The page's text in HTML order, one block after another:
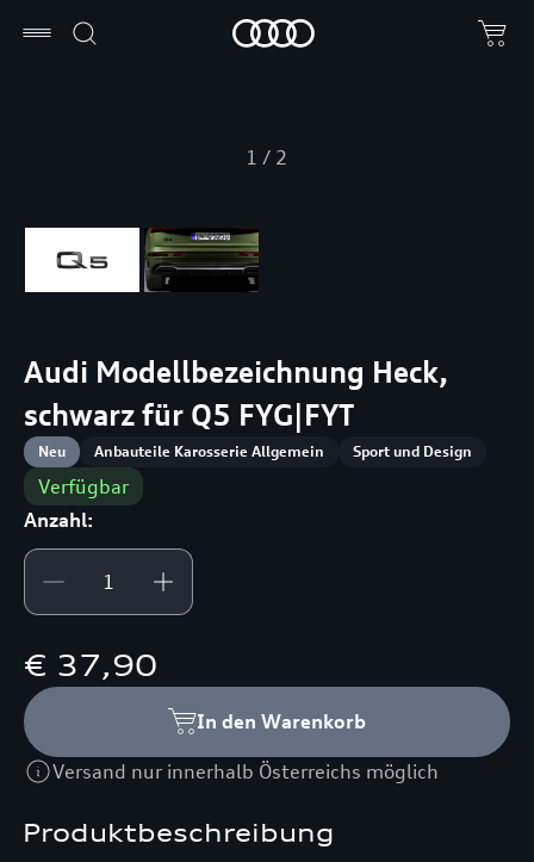
1 / 2
Produktbeschreibung
Audi Modellbezeichnung Heck,
schwarz für Q5 FYG|FYT
Neu Anbauteile Karosserie Allgemein Sport und Design
Verfügbar
Anzahl:
€ 37,90
In den Warenkorb
Versand nur innerhalb Österreichs möglich